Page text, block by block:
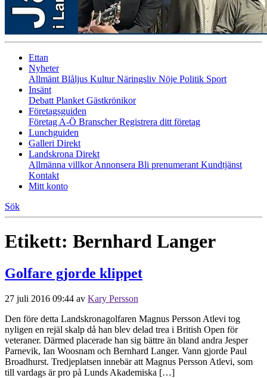
Ettan
Nyheter
Allmänt Blåljus KulturNäringsliv Nöje Politik Sport
Insänt
Debatt Planket Gästkrönikor
Företagsguiden
Företag A-Ö BranscherRegistrera ditt företag
Lunchguiden
Galleri Direkt
Landskrona Direkt
Allmänna villkorAnnonsera Bli prenumerant Kundtjänst
Kontakt
Mitt konto
Sök
Etikett: Bernhard Langer
Golfare gjorde klippet
27 juli 2016 09:44 av Kary Persson
Den före detta Landskronagolfaren Magnus Persson Atlevi tog
nyligen en rejäl skalp då han blev delad trea i British Open för
veteraner. Därmed placerade han sig bättre än bland andra Jesper
Parnevik, Ian Woosnam och Bernhard Langer. Vann gjorde Paul
Broadhurst. Tredjeplatsen innebär att Magnus Persson Atlevi, som
till vardags är pro på Lunds Akademiska […]